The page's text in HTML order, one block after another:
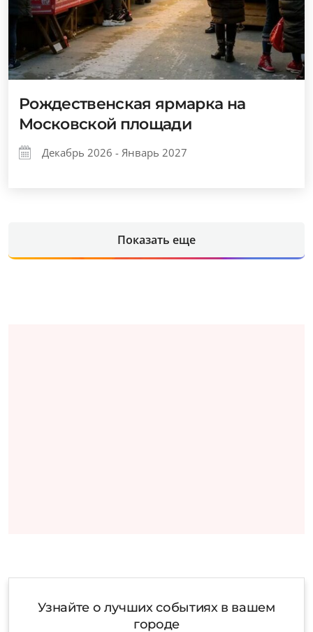
Рождественская ярмарка на
Московской площади
Декабрь 2026 - Январь 2027
Показать еще
Узнайте о лучших событиях в вашем
городе